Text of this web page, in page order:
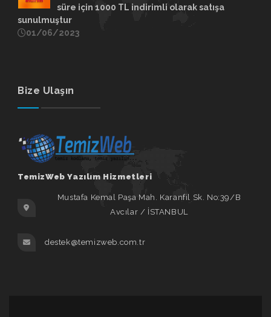
süre için 1000 TL indirimli olarak satışa
sunulmuştur
01/06/2023
Bize Ulaşın
TemizWeb Yazılım Hizmetleri
Mustafa Kemal Paşa Mah. Karanfil Sk. No:39/B
Avcılar / İSTANBUL
destek@temizweb.com.tr